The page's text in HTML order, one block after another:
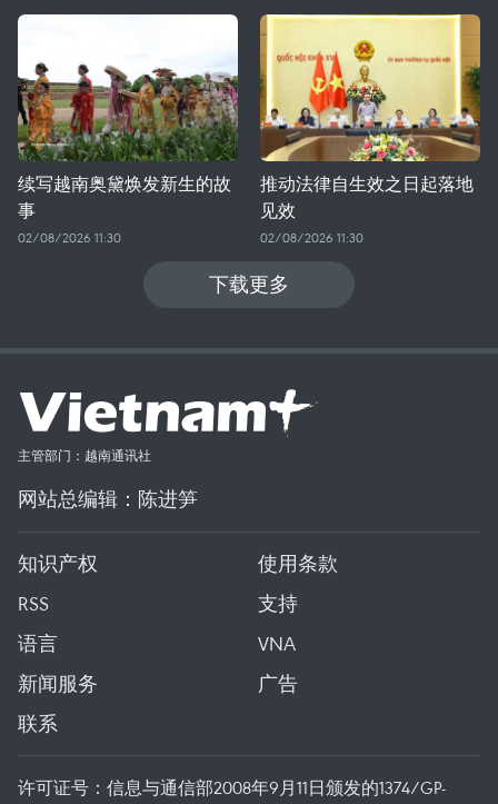
续写越南奥黛焕发新生的故
事
02/08/2026 11:30
推动法律自生效之日起落地
见效
02/08/2026 11:30
下载更多
主管部门：越南通讯社
网站总编辑：陈进笋
知识产权
使用条款
RSS
支持
语言
VNA
新闻服务
广告
联系
许可证号：信息与通信部2008年9月11日颁发的1374/GP-